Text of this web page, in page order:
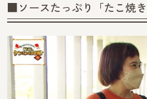
■ソースたっぷり「たこ焼